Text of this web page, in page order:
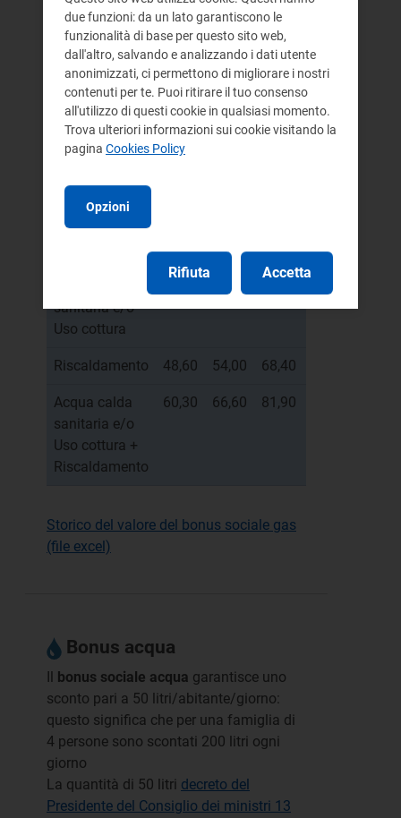
Acqua calda
sanitaria e/o
Uso cottura
14,40 14,40 14,40
Riscaldamento 45,00 47,70 59,40 61,20
Acqua calda
Uso cottura +
Riscaldamento
52,20
Famiglie con più di 4 componenti
sanitaria e/o
Uso cottura
19,80 19,80
Riscaldamento 48,60 54,00 68,40
Acqua calda
sanitaria e/o
Uso cottura +
Riscaldamento
60,30 66,60 81,90
Storico del valore del bonus sociale gas
(file excel)
Bonus acqua
Il bonus sociale acqua garantisce uno
sconto pari a 50 litri/abitante/giorno:
questo significa che per una famiglia di
4 persone sono scontati 200 litri ogni
giorno
La quantità di 50 litri decreto del
Presidente del Consiglio dei ministri 13
due funzioni: da un lato garantiscono le
funzionalità di base per questo sito web,
dall'altro, salvando e analizzando i dati utente
anonimizzati, ci permettono di migliorare i nostri
contenuti per te. Puoi ritirare il tuo consenso
all'utilizzo di questi cookie in qualsiasi momento.
Trova ulteriori informazioni sui cookie visitando la
pagina Cookies Policy
Opzioni
Rifiuta Accetta